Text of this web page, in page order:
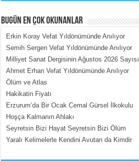
MEHMET ÇOBAN
İçerdeki Put Dışardaki Maskeler...
BUGÜN EN ÇOK OKUNANLAR
Erkin Koray Vefat Yıldönümünde Anılıyor
Semih Sergen Vefat Yıldönümünde Anılıyor
Milliyet Sanat Dergisinin Ağustos 2026 Sayısı
Ahmet Erhan Vefat Yıldönümünde Anılıyor
Ölüm ve Atlas
Hakikatin Fiyatı
Erzurum’da Bir Ocak Cemal Gürsel İlkokulu
Hoşça Kalmanın Ahlakı
Seyretsin Bizi Hayat Seyretsin Bizi Ölüm
Yaralı Kelimelerle Kendini Avutan da Kimdir